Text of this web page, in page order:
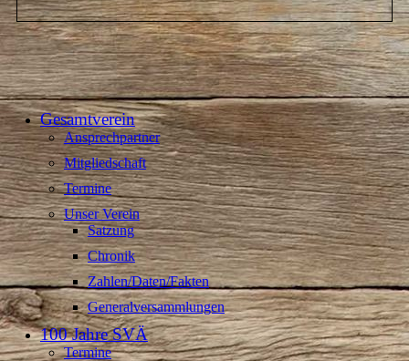
Gesamtverein
Ansprechpartner
Mitgliedschaft
Termine
Unser Verein
Satzung
Chronik
Zahlen/Daten/Fakten
Generalversammlungen
100 Jahre SVÄ
Termine